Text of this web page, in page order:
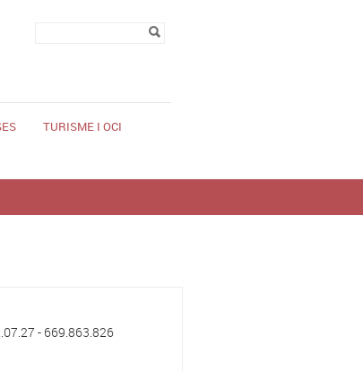
TURISME I OCI
- 669.863.826